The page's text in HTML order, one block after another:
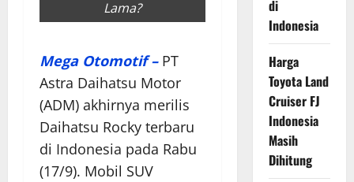
Lama?
Mega Otomotif –PT
Astra Daihatsu Motor
(ADM) akhirnya merilis
Daihatsu Rocky terbaru
di Indonesia pada Rabu
(17/9). Mobil SUV
di
Indonesia
Harga
Toyota Land
Cruiser FJ
Indonesia
Masih
Dihitung